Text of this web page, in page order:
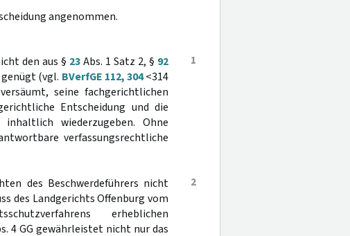
angenommen.
1
den aus § 23Abs. 1 Satz 2, § 92
(vgl. BVerfGE 112, 304<314
seine fachgerichtlichen
Entscheidung und die
wiederzugeben. Ohne
verfassungsrechtliche
2
des Beschwerdeführers nicht
des Landgerichts Offenburg vom
erheblichen
4 GG gewährleistet nicht nur das